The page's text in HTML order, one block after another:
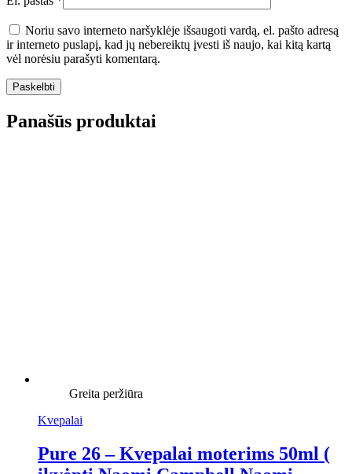
Noriu savo interneto naršyklėje išsaugoti vardą, el. pašto adresą
ir interneto puslapį, kad jų nebereiktų įvesti iš naujo, kai kitą kartą
vėl norėsiu parašyti komentarą.
Panašūs produktai
Greita peržiūra
Kvepalai
Pure 26 – Kvepalai moterims 50ml (